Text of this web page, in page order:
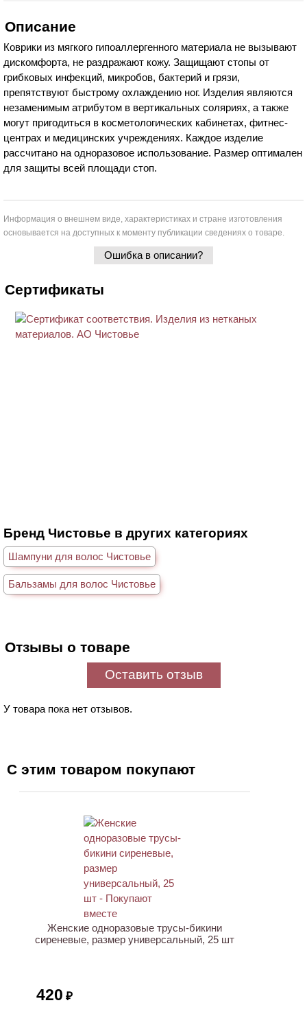
Описание
Коврики из мягкого гипоаллергенного материала не вызывают
дискомфорта, не раздражают кожу. Защищают стопы от
грибковых инфекций, микробов, бактерий и грязи,
препятствуют быстрому охлаждению ног. Изделия являются
незаменимым атрибутом в вертикальных соляриях, а также
могут пригодиться в косметологических кабинетах, фитнес-
центрах и медицинских учреждениях. Каждое изделие
рассчитано на одноразовое использование. Размер оптимален
для защиты всей площади стоп.
Информация о внешнем виде, характеристиках и стране изготовления
основывается на доступных к моменту публикации сведениях о товаре.
Ошибка в описании?
Сертификаты
Бренд Чистовье в других категориях
Шампуни для волос Чистовье
Бальзамы для волос Чистовье
Отзывы о товаре
Оставить отзыв
У товара пока нет отзывов.
С этим товаром покупают
Женские одноразовые трусы-бикини
сиреневые, размер универсальный, 25 шт
420 ₽